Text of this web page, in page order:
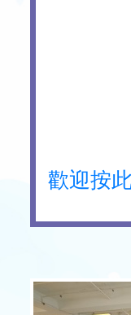
歡迎按